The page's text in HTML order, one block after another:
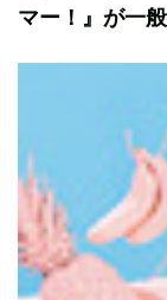
マー！』が一